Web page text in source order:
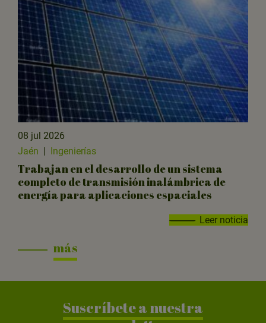
08 jul 2026
Jaén
Ingenierías
Trabajan en el desarrollo de un sistema
completo de transmisión inalámbrica de
energía para aplicaciones espaciales
Leer noticia
más
Suscríbete a nuestra